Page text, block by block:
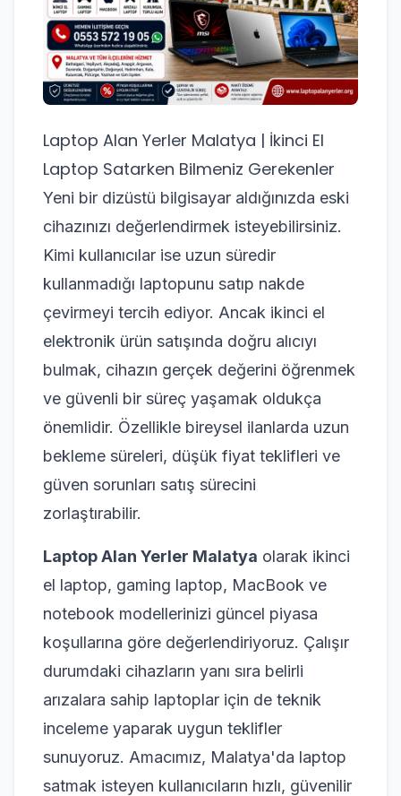
Laptop Alan Yerler Malatya | İkinci El
Laptop Satarken Bilmeniz Gerekenler
Yeni bir dizüstü bilgisayar aldığınızda eski
cihazınızı değerlendirmek isteyebilirsiniz.
Kimi kullanıcılar ise uzun süredir
kullanmadığı laptopunu satıp nakde
çevirmeyi tercih ediyor. Ancak ikinci el
elektronik ürün satışında doğru alıcıyı
bulmak, cihazın gerçek değerini öğrenmek
ve güvenli bir süreç yaşamak oldukça
önemlidir. Özellikle bireysel ilanlarda uzun
bekleme süreleri, düşük fiyat teklifleri ve
güven sorunları satış sürecini
zorlaştırabilir.
Laptop Alan Yerler Malatya olarak ikinci
el laptop, gaming laptop, MacBook ve
notebook modellerinizi güncel piyasa
koşullarına göre değerlendiriyoruz. Çalışır
durumdaki cihazların yanı sıra belirli
arızalara sahip laptoplar için de teknik
inceleme yaparak uygun teklifler
sunuyoruz. Amacımız, Malatya'da laptop
satmak isteyen kullanıcıların hızlı, güvenilir